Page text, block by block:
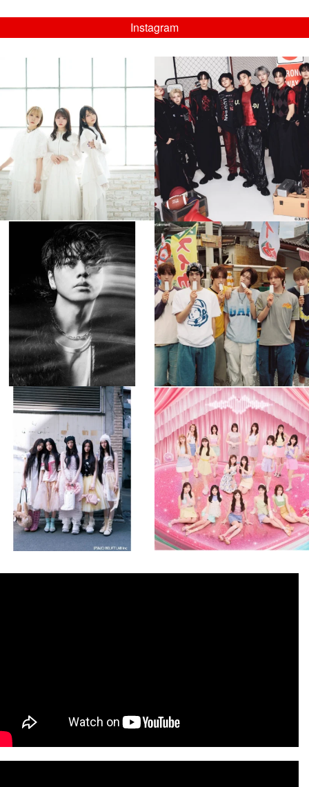
Instagram
...
8月 4
4 0
musicjapantv
💡08/05(水)23:00特番放送！
...
8月 4
4 0
musicjapantv
💡8月特番放送決定！
...
8月 4
90 0
musicjapantv
💡8月特番放送決定！
...
8月 4
5 0
musicjapantv
💡8月特番放送決定！
8月 4
1 0
musicjapantv
💡8月特番放送決定！
...
8月 4
1 0